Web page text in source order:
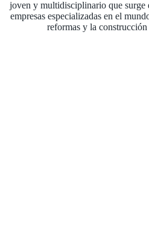
joven y multidisciplinario que surge
empresas especializadas en el
reformas y la construcción